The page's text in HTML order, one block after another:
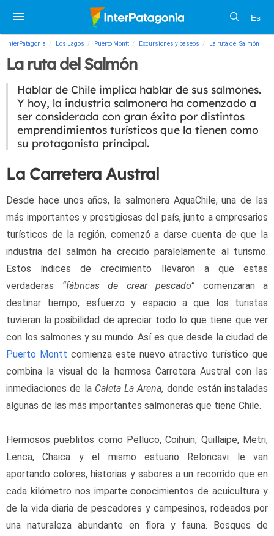
Es
InterPatagonia Los Lagos Puerto Montt Excursiones y paseos La ruta del Salmón
La ruta del Salmón
Hablar de Chile implica hablar de sus salmones.
Y hoy, la industria salmonera ha comenzado a
ser considerada con gran éxito por distintos
emprendimientos turísticos que la tienen como
su protagonista principal.
La Carretera Austral
Desde hace unos años, la salmonera AquaChile, una de las
más importantes y prestigiosas del país, junto a empresarios
turísticos de la región, comenzó a darse cuenta de que la
industria del salmón ha crecido paralelamente al turismo.
Estos índices de crecimiento llevaron a que estas
verdaderas “fábricas de crear pescado” comenzaran a
destinar tiempo, esfuerzo y espacio a que los turistas
tuvieran la posibilidad de apreciar todo lo que tiene que ver
Puerto Montt comienza este nuevo atractivo turístico que
combina la visual de la hermosa Carretera Austral con las
inmediaciones de la Caleta La Arena, donde están instaladas
algunas de las más importantes salmoneras que tiene Chile.
Hermosos pueblitos como Pelluco, Coihuin, Quillaipe, Metri,
Lenca, Chaica y el mismo estuario Reloncavi le van
aportando colores, historias y sabores a un recorrido que en
cada kilómetro nos imparte conocimientos de acuicultura y
de la vida diaria de pescadores y campesinos, rodeados por
una naturaleza abundante en flora y fauna. Bosques de